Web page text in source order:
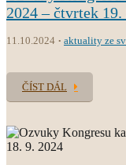
2024 – čtvrtek 19.
11.10.2024 aktuality ze
ČÍST DÁL